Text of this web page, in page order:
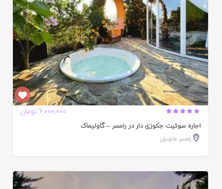
6,000,000 تومان
اجاره سوئیت جکوزی دار در رامسر – گاولیماک
رامسر,مازندران